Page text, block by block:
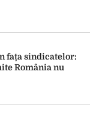
fața sindicatelor:
România nu